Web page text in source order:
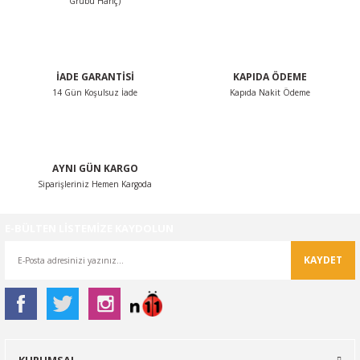
İADE GARANTİSİ
14 Gün Koşulsuz İade
KAPIDA ÖDEME
Kapıda Nakit Ödeme
AYNI GÜN KARGO
Siparişleriniz Hemen Kargoda
KAYDET